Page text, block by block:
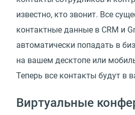
известно, кто звонит. Все
контактные данные в CRM и
автоматически попадать в
на вашем десктопе или
Теперь все контакты будут в
Виртуальные